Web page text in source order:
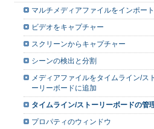
マルチメディアファイルをインポート
ビデオをキャプチャー
スクリーンからキャプチャー
シーンの検出と分割
メディアファイルをタイムライン/ス
ーリーボードに追加
タイムライン/ストーリーボードの管
プロパティのウィンドウ